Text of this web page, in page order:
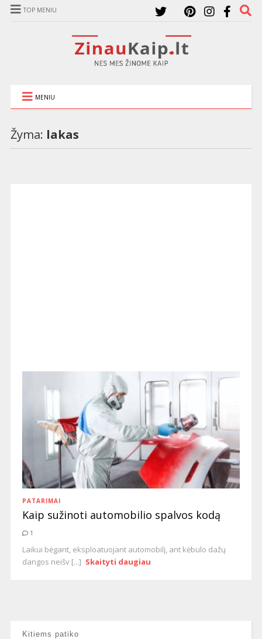
TOP MENIU
MENIU
Žyma: lakas
PATARIMAI
Kaip sužinoti automobilio spalvos kodą
1
Laikui bėgant, eksploatuojant automobilį, ant kėbulo dažų
dangos neišv [...] Skaityti daugiau
Kitiems patiko